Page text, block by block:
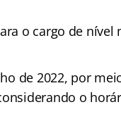
o cargo de nível
de 2022, por
o